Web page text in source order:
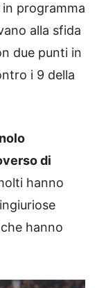
programma
alla sfida
due punti in
i 9 della
di
hanno
hanno